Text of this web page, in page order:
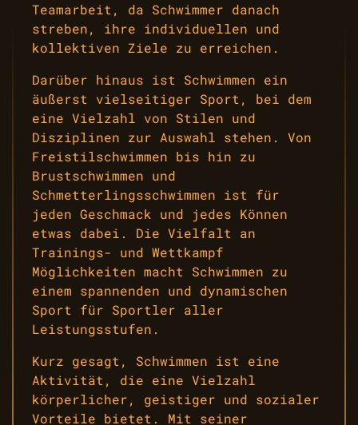
Teamarbeit, da Schwimmer danach
streben, ihre individuellen und
kollektiven Ziele zu erreichen.
Darüber hinaus ist Schwimmen ein
äußerst vielseitiger Sport, bei dem
eine Vielzahl von Stilen und
Disziplinen zur Auswahl stehen. Von
Freistilschwimmen bis hin zu
Brustschwimmen und
Schmetterlingsschwimmen ist für
jeden Geschmack und jedes Können
etwas dabei. Die Vielfalt an
Trainings- und Wettkampf
Möglichkeiten macht Schwimmen zu
einem spannenden und dynamischen
Sport für Sportler aller
Leistungsstufen.
Kurz gesagt, Schwimmen ist eine
Aktivität, die eine Vielzahl
körperlicher, geistiger und sozialer
Vorteile bietet. Mit seiner